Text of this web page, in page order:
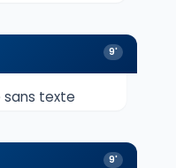
9'
texte
9'